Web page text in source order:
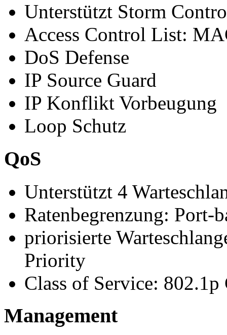
Unterstützt Storm
Access Control List:
DoS Defense
IP Source Guard
IP Konflikt Vorbeugung
Loop Schutz
QoS
Unterstützt 4
Ratenbegrenzung: Port-
priorisierte
Priority
Class of Service: 802.1p
Management